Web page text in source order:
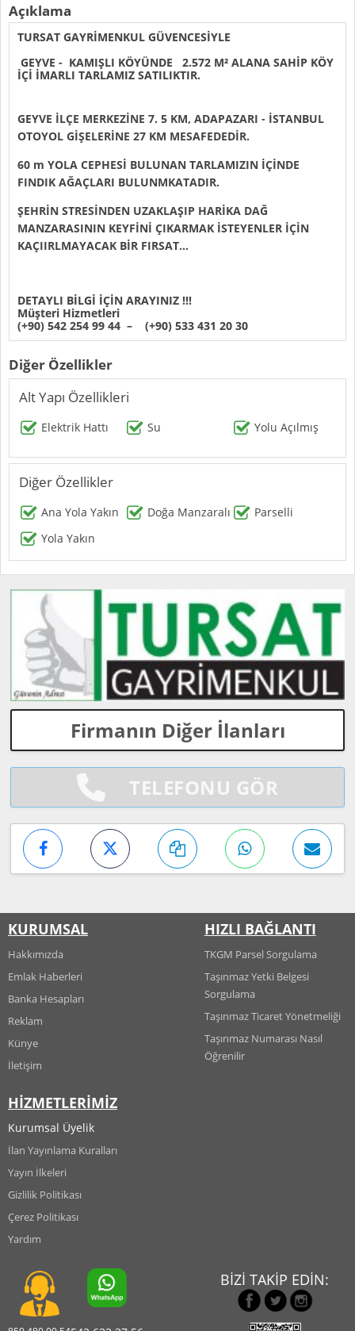
Açıklama
TURSAT GAYRİMENKUL GÜVENCESİYLE
GEYVE - KAMIŞLI KÖYÜNDE 2.572 M² ALANA SAHİP KÖY
İÇİ İMARLI TARLAMIZ SATILIKTIR.
GEYVE İLÇE MERKEZİNE 7. 5 KM, ADAPAZARI - İSTANBUL
OTOYOL GİŞELERİNE 27 KM MESAFEDEDİR.
60 m YOLA CEPHESİ BULUNAN TARLAMIZIN İÇİNDE
FINDIK AĞAÇLARI BULUNMKATADIR.
ŞEHRİN STRESİNDEN UZAKLAŞIP HARİKA DAĞ
MANZARASININ KEYFİNİ ÇIKARMAK İSTEYENLER İÇİN
KAÇIIRLMAYACAK BİR FIRSAT…
DETAYLI BİLGİ İÇİN ARAYINIZ !!!
Müşteri Hizmetleri
(+90) 542 254 99 44 – (+90) 533 431 20 30
Diğer Özellikler
Alt Yapı Özellikleri
Elektrik Hattı Su Yolu Açılmış
Diğer Özellikler
Ana Yola Yakın Doğa Manzaralı
Parselli
Yola Yakın
Firmanın Diğer İlanları
TELEFONU GÖR
KURUMSAL
Hakkımızda
Emlak Haberleri
Banka Hesapları
Reklam
Künye
İletişim
HİZMETLERİMİZ
Kurumsal Üyelik
İlan Yayınlama Kuralları
Yayın İlkeleri
Gizlilik Politikası
Çerez Politikası
Yardım
HIZLI BAĞLANTI
TKGM Parsel Sorgulama
Taşınmaz Yetki Belgesi
Sorgulama
Taşınmaz Ticaret Yönetmeliği
Taşınmaz Numarası Nasıl
Öğrenilir
BİZİ TAKİP EDİN: